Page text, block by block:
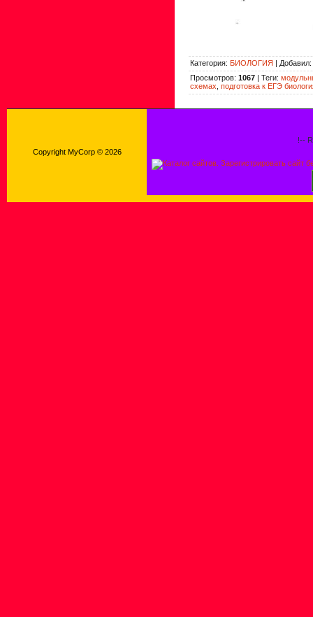
Категория: БИОЛОГИЯ | Добавил:
Просмотров: 1067 | Теги:
схемах подготовка к ЕГЭ
Copyright MyCorp © 2026
!--